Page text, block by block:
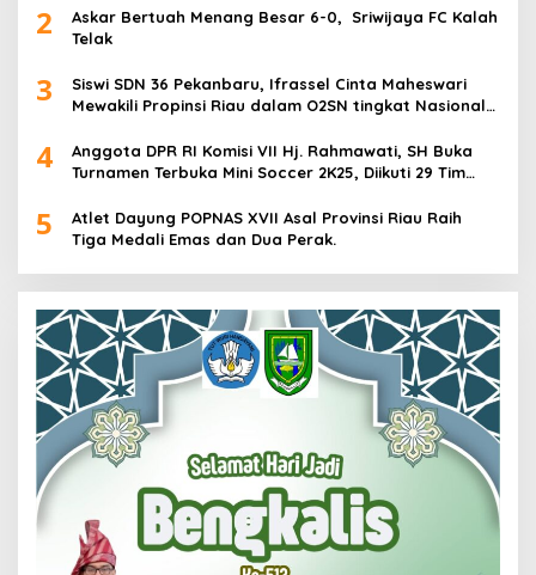
2
Askar Bertuah Menang Besar 6-0, Sriwijaya FC Kalah
Telak
3
Siswi SDN 36 Pekanbaru, Ifrassel Cinta Maheswari
Mewakili Propinsi Riau dalam O2SN tingkat Nasional
4
Anggota DPR RI Komisi VII Hj. Rahmawati, SH Buka
Turnamen Terbuka Mini Soccer 2K25, Diikuti 29 Tim
5
Atlet Dayung POPNAS XVII Asal Provinsi Riau Raih
Tiga Medali Emas dan Dua Perak.